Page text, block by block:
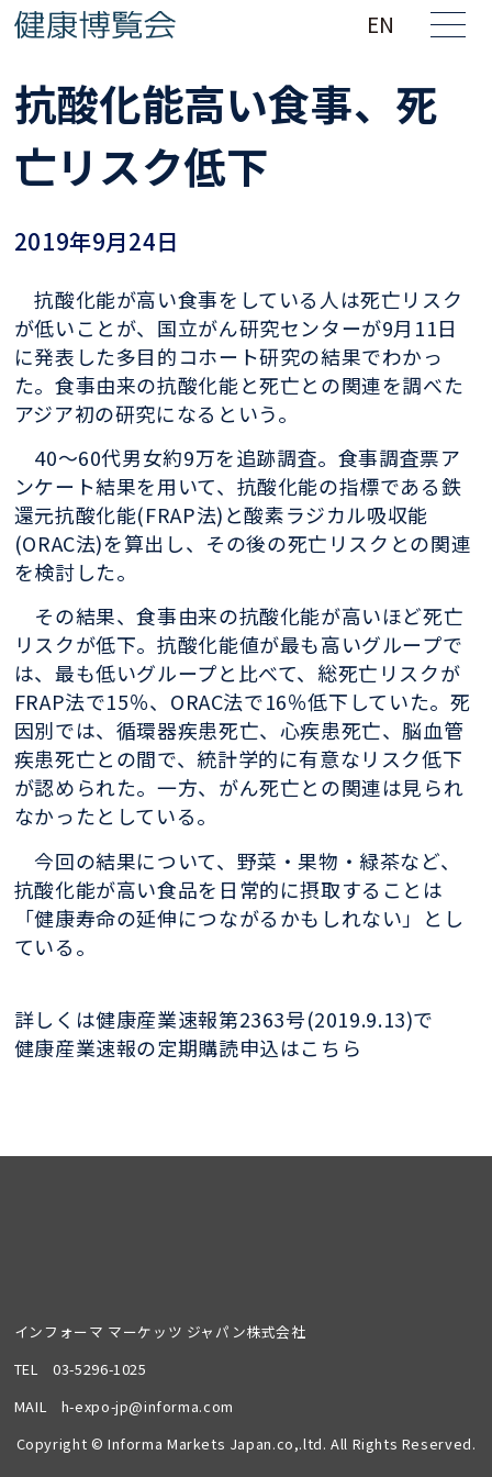
EN
抗酸化能高い食事、死
亡リスク低下
2019年9月24日
抗酸化能が高い食事をしている人は死亡リスク
が低いことが、国立がん研究センターが9月11日
に発表した多目的コホート研究の結果でわかっ
た。食事由来の抗酸化能と死亡との関連を調べた
アジア初の研究になるという。
40～60代男女約9万を追跡調査。食事調査票ア
ンケート結果を用いて、抗酸化能の指標である鉄
還元抗酸化能(FRAP法)と酸素ラジカル吸収能
(ORAC法)を算出し、その後の死亡リスクとの関連
を検討した。
その結果、食事由来の抗酸化能が高いほど死亡
リスクが低下。抗酸化能値が最も高いグループで
は、最も低いグループと比べて、総死亡リスクが
FRAP法で15％、ORAC法で16％低下していた。死
因別では、循環器疾患死亡、心疾患死亡、脳血管
疾患死亡との間で、統計学的に有意なリスク低下
が認められた。一方、がん死亡との関連は見られ
なかったとしている。
今回の結果について、野菜・果物・緑茶など、
抗酸化能が高い食品を日常的に摂取することは
「健康寿命の延伸につながるかもしれない」とし
ている。
詳しくは健康産業速報第2363号(2019.9.13)で
健康産業速報の定期購読申込はこちら
インフォーマ マーケッツ ジャパン株式会社
TEL03-5296-1025
MAIL h-expo-jp@informa.com
Copyright © Informa Markets Japan.co,.ltd. All Rights Reserved.